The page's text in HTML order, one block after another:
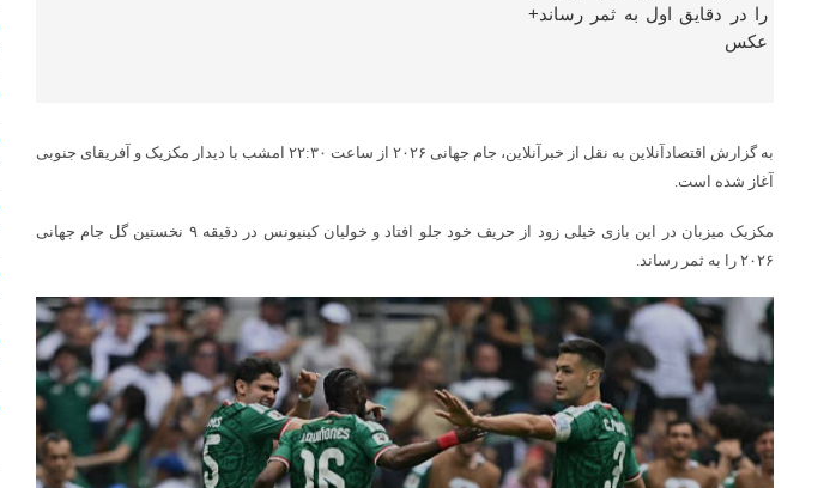
به گزارش اقتصادآنلاین به نقل از خبرآنلاین، جام جهانی ۲۰۲۶ از ساعت ۲۲:۳۰ امشب با دیدار مکزیک و آفریقای جنوبی
آغاز شده است.
مکزیک میزبان در این بازی خیلی زود از حریف خود جلو افتاد و خولیان کینیونس در دقیقه ۹ نخستین گل جام جهانی
۲۰۲۶ را به ثمر رساند.